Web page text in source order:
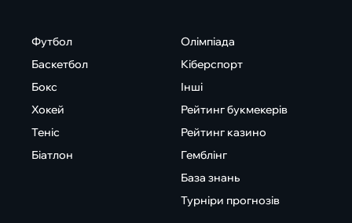
Футбол
Баскетбол
Бокс
Хокей
Теніс
Біатлон
Олімпіада
Кіберспорт
Інші
Рейтинг букмекерів
Рейтинг казино
Гемблінг
База знань
Турніри прогнозів